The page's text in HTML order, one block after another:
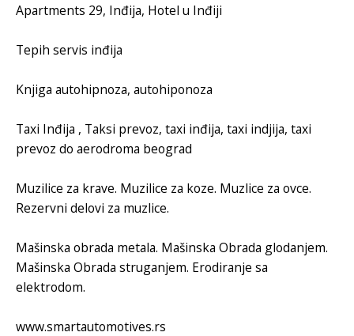
Apartments 29, Inđija, Hotel u Inđiji
Tepih servis inđija
Knjiga autohipnoza, autohiponoza
Taxi Inđija , Taksi prevoz, taxi inđija, taxi indjija, taxi
prevoz do aerodroma beograd
Muzilice za krave. Muzilice za koze. Muzlice za ovce.
Rezervni delovi za muzlice.
Mašinska obrada metala. Mašinska Obrada glodanjem.
Mašinska Obrada struganjem. Erodiranje sa
elektrodom.
www.smartautomotives.rs